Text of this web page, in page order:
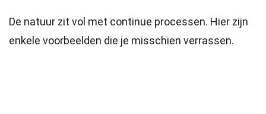
De natuur zit vol met continue processen. Hier zijn
enkele voorbeelden die je misschien verrassen.